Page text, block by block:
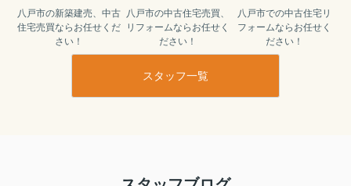
八戸市の新築建売、中古
住宅売買ならお任せくだ
さい！
八戸市の中古住宅売買、
リフォームならお任せく
ださい！
八戸市での中古住宅リ
フォームならお任せく
ださい！
スタッフ一覧